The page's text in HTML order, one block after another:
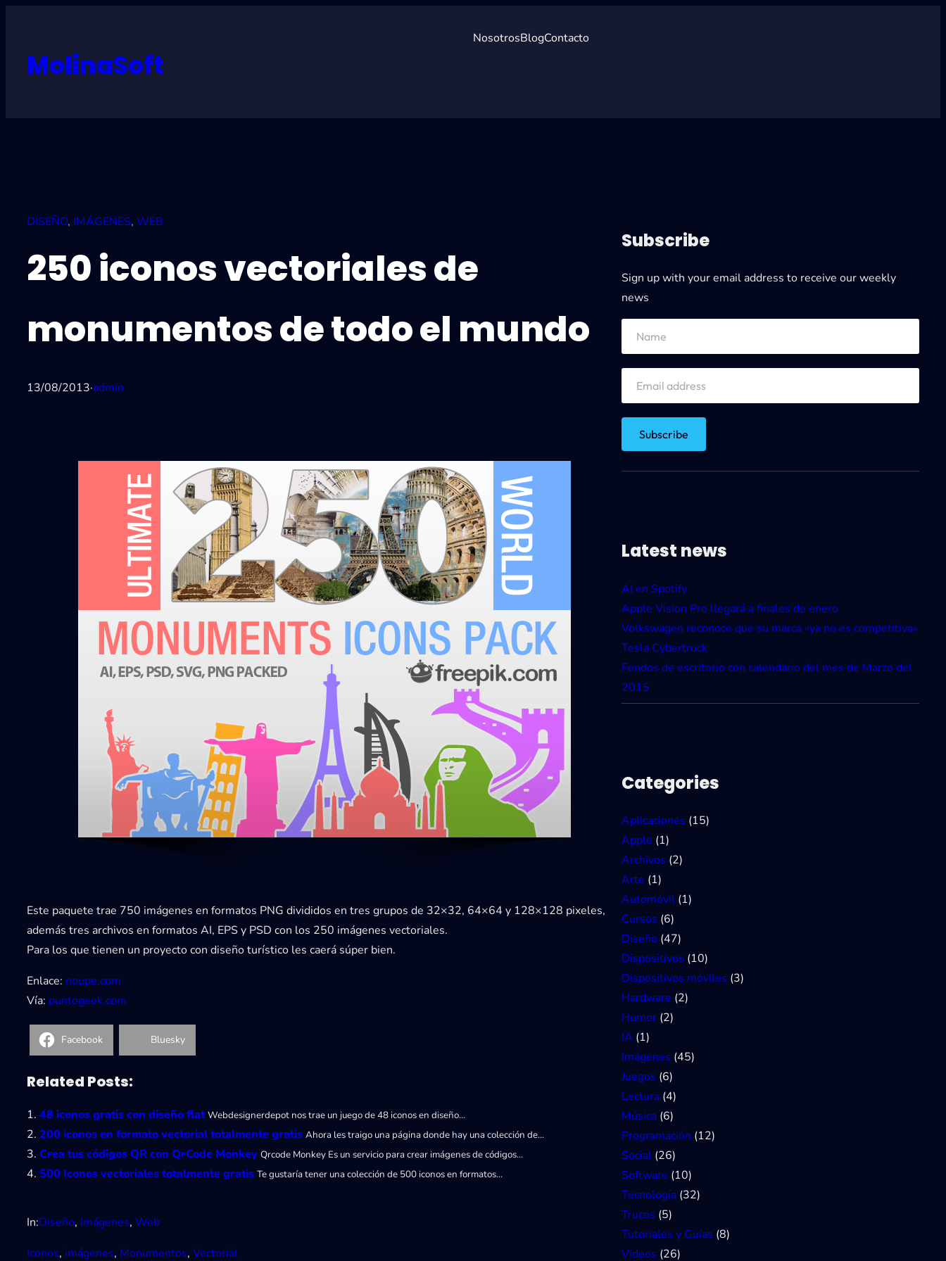
contentMolinaSoft
NosotrosBlogContacto
DISEÑO, IMÁGENES, WEB
250 iconos vectoriales de
monumentos de todo el mundo
13/08/2013·admin
Este paquete trae 750 imágenes en formatos PNG divididos en tres grupos de 32×32, 64×64 y 128×128 pixeles,
además tres archivos en formatos AI, EPS y PSD con los 250 imágenes vectoriales.
Para los que tienen un proyecto con diseño turístico les caerá súper bien.
Enlace: noupe.com
Vía: puntogeek.com
Facebook Bluesky
Related Posts:
48 iconos gratis con diseño flat Webdesignerdepot nos trae un juego de 48 iconos en diseño…
200 iconos en formato vectorial totalmente gratis Ahora les traigo una página donde hay una colección de…
Crea tus códigos QR con QrCode Monkey Qrcode Monkey Es un servicio para crear imágenes de códigos…
500 Iconos vectoriales totalmente gratis Te gustaría tener una colección de 500 iconos en formatos…
In:Diseño, Imágenes, Web
Iconos, imágenes, Monumentos, Vectorial
Subscribe
Sign up with your email address to receive our weekly
news
Latest news
AI en Spotify
Apple Vision Pro llegará a finales de enero
Volkswagen reconoce que su marca «ya no es competitiva»
Tesla Cybertruck
Fondos de escritorio con calendario del mes de Marzo del
2015
Categories
Aplicaciones (15)
Apple (1)
Archivos (2)
Arte (1)
Automóvil (1)
Cursos (6)
Diseño (47)
Dispositivos (10)
Dispositivos móviles (3)
Hardware (2)
Humor (2)
IA (1)
Imágenes (45)
Juegos (6)
Lectura (4)
Música (6)
Programación (12)
Social (26)
Software (10)
Tecnología (32)
Trucos (5)
Tutoriales y Guías (8)
Videos (26)